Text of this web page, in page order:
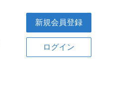
新規会員登録
ログイン